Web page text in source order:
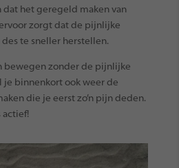
het geregeld maken van
zorgt dat de pijnlijke
te sneller herstellen.
bewegen zonder de pijnlijke
je binnenkort ook weer de
die je eerst zo’n pijn deden.
actief!